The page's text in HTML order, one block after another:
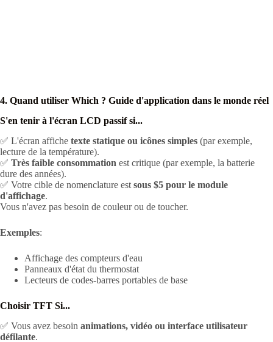
4. Quand utiliser Which ? Guide d'application dans le monde réel
S'en tenir à l'écran LCD passif si...
✅ L'écran affiche texte statique ou icônes simples (par exemple,
lecture de la température).
✅ Très faible consommation est critique (par exemple, la batterie
dure des années).
✅ Votre cible de nomenclature est sous $5 pour le module
d'affichage.
Vous n'avez pas besoin de couleur ou de toucher.
Exemples:
Affichage des compteurs d'eau
Panneaux d'état du thermostat
Lecteurs de codes-barres portables de base
Choisir TFT Si...
✅ Vous avez besoin animations, vidéo ou interface utilisateur
défilante.